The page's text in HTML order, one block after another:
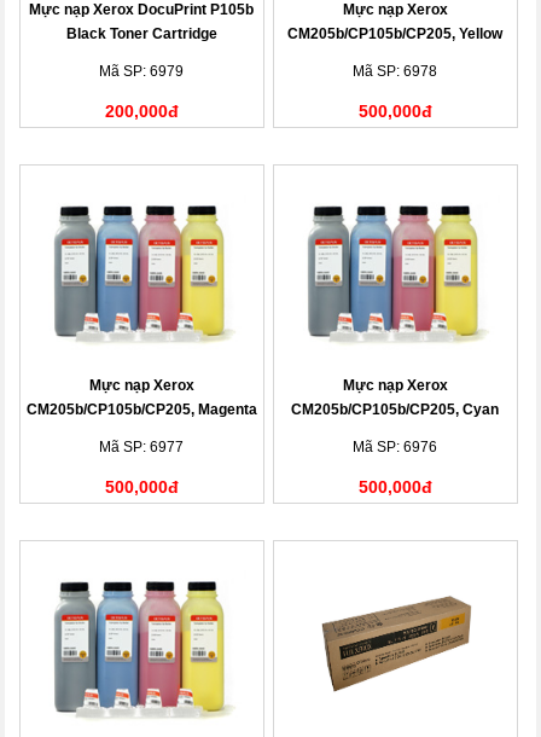
Mực nạp Xerox DocuPrint P105b
Black Toner Cartridge
Mã SP: 6979
200,000đ
Mực nạp Xerox
CM205b/CP105b/CP205, Yellow
Mã SP: 6978
500,000đ
Mực nạp Xerox
CM205b/CP105b/CP205, Magenta
Mã SP: 6977
500,000đ
Mực nạp Xerox
CM205b/CP105b/CP205, Cyan
Mã SP: 6976
500,000đ